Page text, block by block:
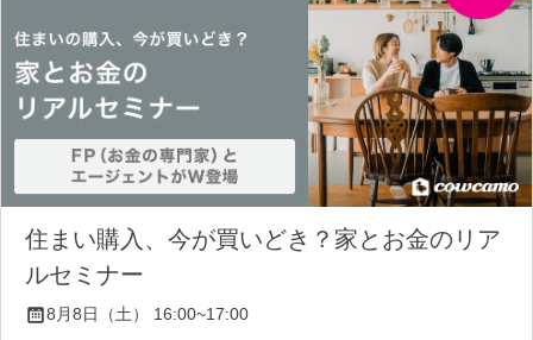
住まい購入、今が買いどき？家とお金のリア
ルセミナー
8月8日（土） 16:00~17:00